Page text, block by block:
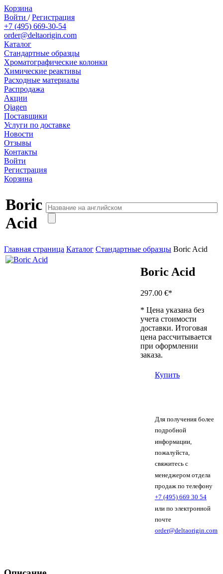
Корзина
Войти /Регистрация
+7 (495) 669-30-54
order@deltaorigin.com
Каталог
Стандартные образцы
Хроматографические колонки
Химические реактивы
Расходные материалы
Распродажа
Акции
Qiagen
Поставщики
Услуги по доставке
Новости
Отзывы
Контакты
Войти
Регистрация
Корзина
Boric
Acid
Главная страница Каталог Стандартные образцы Boric Acid
Boric Acid
297.00 €*
* Цена указана без
учета стоимости
доставки. Итоговая
цена рассчитывается
при оформлении
заказа.
Купить
Для получения более
подробной
информации,
пожалуйста,
свяжитесь с
менеджером отдела
продаж по телефону
+7 (495) 669 30 54
или по электронной
почте
order@deltaorigin.com